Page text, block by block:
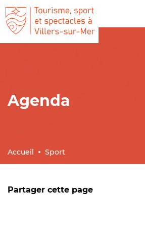
Accueil Sport
Agenda
Partager cette page